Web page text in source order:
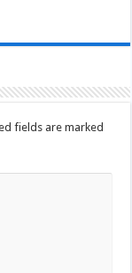
fields are marked